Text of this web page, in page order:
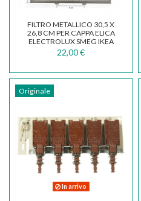
FILTRO METALLICO 30,5 X
26,8 CM PER CAPPA ELICA
ELECTROLUX SMEG IKEA
AIRFORCE FKA40
22,00 €
Originale
In arrivo